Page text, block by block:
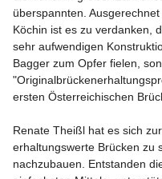
überspannten.
Köchin ist es zu verdanken,
sehr aufwendigen
Bagger zum Opfer fielen,
ersten Österreichischen
Renate Theißl hat es sich
erhaltungswerte Brücken zu
nachzubauen. Entstanden